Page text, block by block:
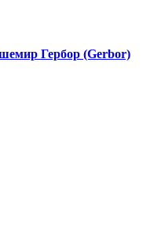
Гербор (Gerbor)